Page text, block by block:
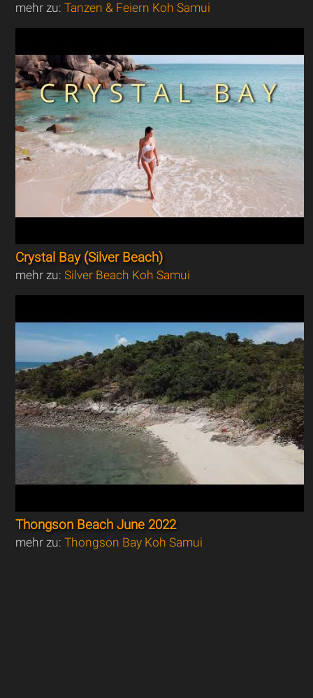
mehr zu:Tanzen & Feiern Koh Samui
Crystal Bay (Silver Beach)
mehr zu:Silver Beach Koh Samui
Thongson Beach June 2022
mehr zu:Thongson Bay Koh Samui